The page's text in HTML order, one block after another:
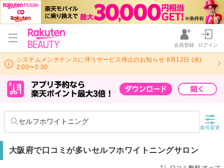
会員登録 ログイン
システムメンテナンスに伴うサービス停止のお知らせ 8月12日 (水)
2:00〜5:30
セルフホワイトニング
条件変更
大阪府で口コミが多いセルフホワイトニングサロン